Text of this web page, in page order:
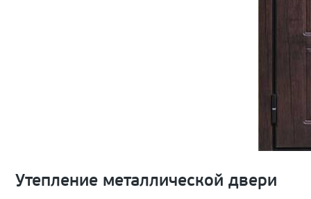
Утепление металлической двери